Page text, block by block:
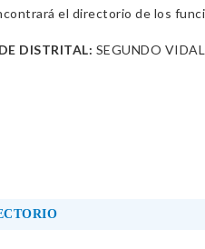
el directorio de los
DISTRITAL: SEGUNDO